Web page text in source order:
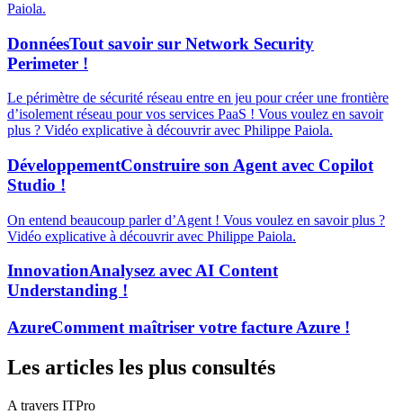
Paiola.
DonnéesTout savoir sur Network Security
Perimeter !
Le périmètre de sécurité réseau entre en jeu pour créer une frontière
d’isolement réseau pour vos services PaaS ! Vous voulez en savoir
plus ? Vidéo explicative à découvrir avec Philippe Paiola.
DéveloppementConstruire son Agent avec Copilot
Studio !
On entend beaucoup parler d’Agent ! Vous voulez en savoir plus ?
Vidéo explicative à découvrir avec Philippe Paiola.
InnovationAnalysez avec AI Content
Understanding !
AzureComment maîtriser votre facture Azure !
Les articles les plus consultés
A travers ITPro